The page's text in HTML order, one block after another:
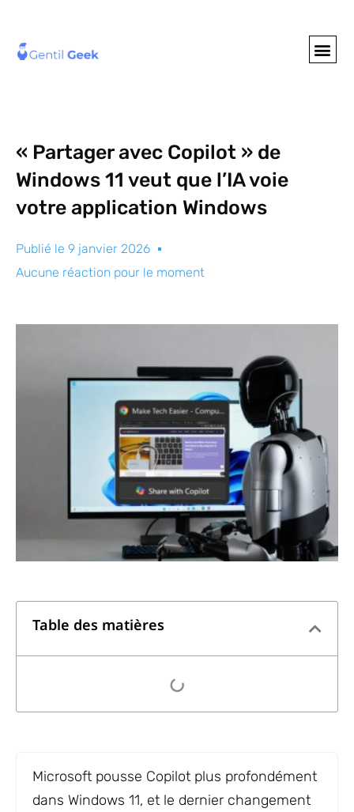
« Partager avec Copilot » de
Windows 11 veut que l’IA voie
votre application Windows
Publié le 9 janvier 2026
Aucune réaction pour le moment
Table des matières
Microsoft pousse Copilot plus profondément
dans Windows 11, et le dernier changement